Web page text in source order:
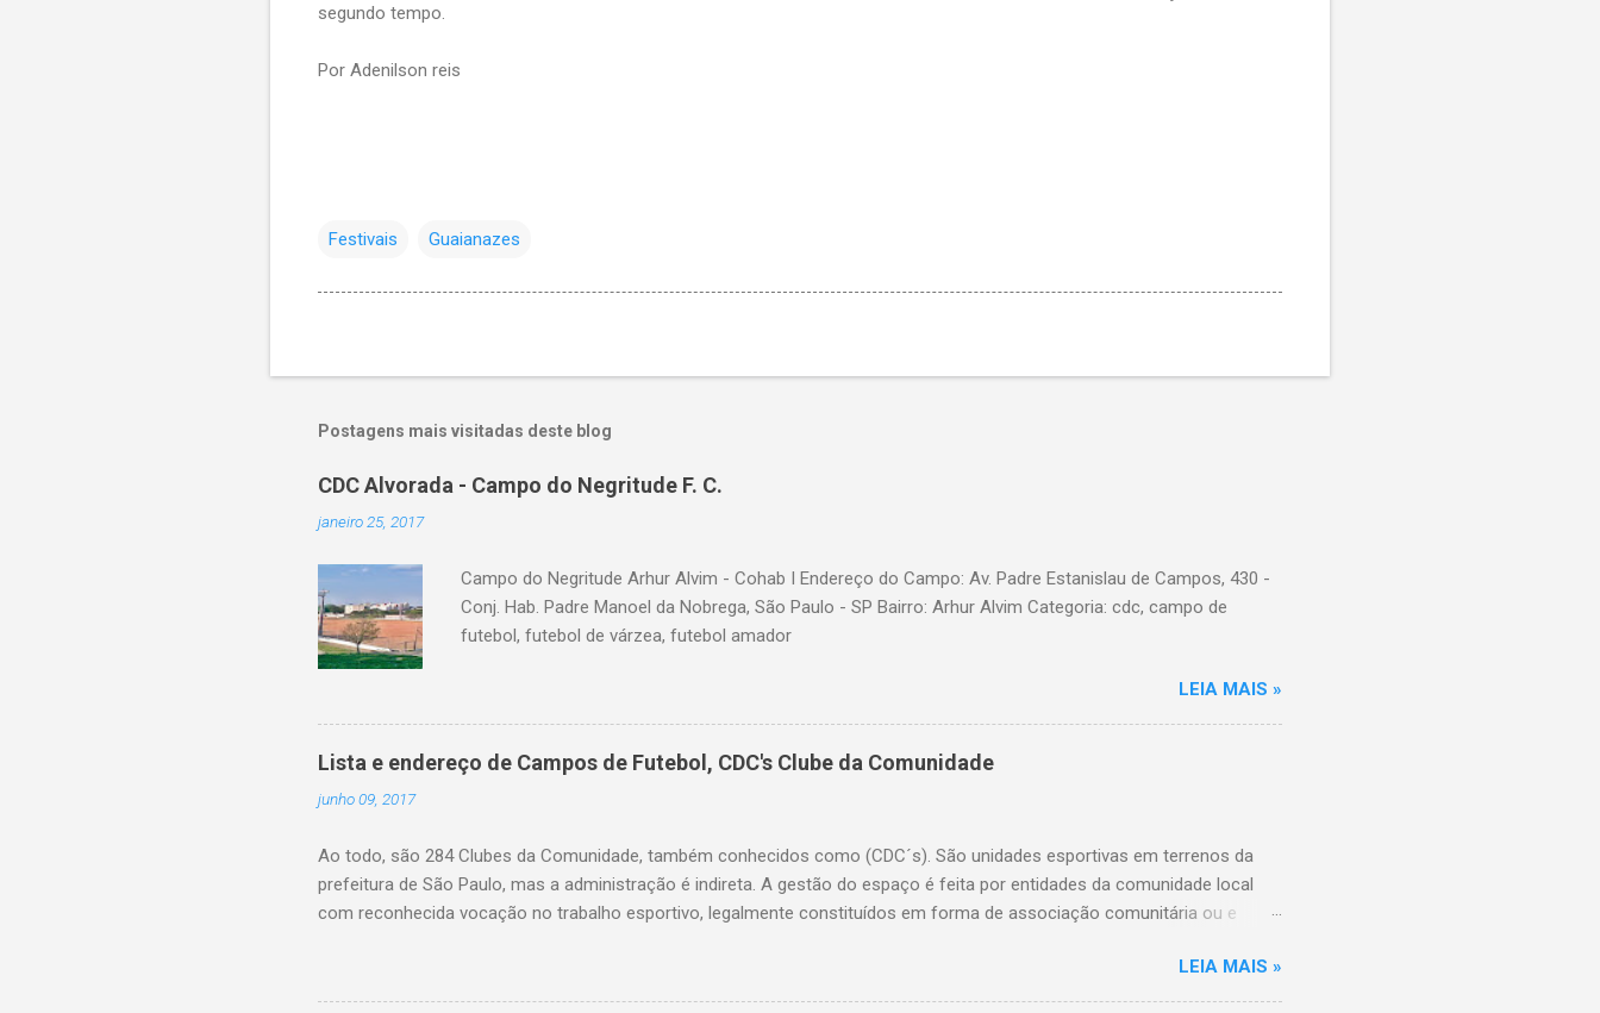
segundo tempo.
Por Adenilson reis
Festivais Guaianazes
Postagens mais visitadas deste blog
CDC Alvorada - Campo do Negritude F. C.
janeiro 25, 2017
Campo do Negritude Arhur Alvim - Cohab I Endereço do Campo: Av. Padre Estanislau de Campos, 430 -
Conj. Hab. Padre Manoel da Nobrega, São Paulo - SP Bairro: Arhur Alvim Categoria: cdc, campo de
futebol, futebol de várzea, futebol amador
LEIA MAIS »
Lista e endereço de Campos de Futebol, CDC's Clube da Comunidade
junho 09, 2017
Ao todo, são 284 Clubes da Comunidade, também conhecidos como (CDC´s). São unidades esportivas em terrenos da
prefeitura de São Paulo, mas a administração é indireta. A gestão do espaço é feita por entidades da comunidade local
com reconhecida vocação no trabalho esportivo, legalmente constituídos em forma de associação comunitária ou e
farão esta gestão, fiscaliza o uso, implementa políticas públicas e insere atividades no calendário destes espaços, além
de realizar reformas e intervenções na estrutura física quando necessário. Lista dos Clubes da Comunidade de São Paulo,
LEIA MAIS »